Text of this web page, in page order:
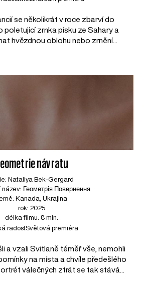
se několikrát v roce zbarví do
poletující zrnka písku ze Sahary a
hvězdnou oblohu nebo zrnění...
návratu
Nataliya Bek-Gergard
Геометрія Повернення
Kanada, Ukrajina
rok: 2025
délka filmu: 8 min.
radostSvětová premiéra
a vzali Svitlaně téměř vše, nemohli
na místa a chvíle předešlého
válečných ztrát se tak stává...